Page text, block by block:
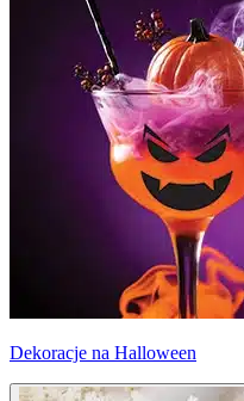
Dekoracje na Halloween